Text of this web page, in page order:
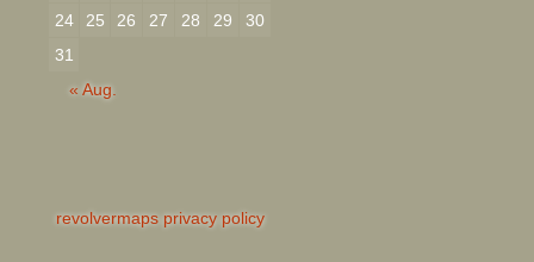
24
25 26 27 28 29
30
31
« Aug.
revolvermaps privacy policy